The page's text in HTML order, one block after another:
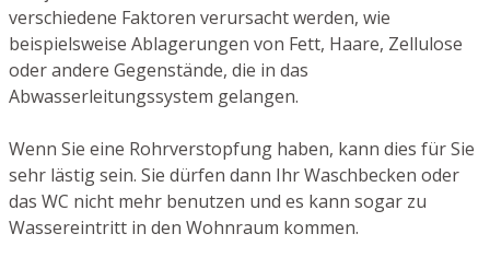
verschiedene Faktoren verursacht werden, wie
beispielsweise Ablagerungen von Fett, Haare, Zellulose
oder andere Gegenstände, die in das
Abwasserleitungssystem gelangen.
Wenn Sie eine Rohrverstopfung haben, kann dies für Sie
sehr lästig sein. Sie dürfen dann Ihr Waschbecken oder
das WC nicht mehr benutzen und es kann sogar zu
Wassereintritt in den Wohnraum kommen.